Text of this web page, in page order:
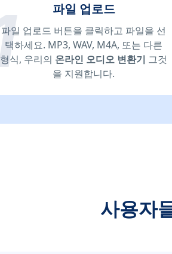
파일 업로드
파일 업로드 버튼을 클릭하고 파일을 선
택하세요. MP3, WAV, M4A, 또는 다른
형식, 우리의 온라인 오디오 변환기 그것
을 지원합니다.
사용자